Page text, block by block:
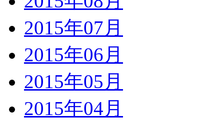
2015年07月
2015年06月
2015年05月
2015年04月